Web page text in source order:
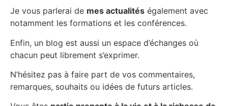
Je vous parlerai de mes actualités également avec
notamment les formations et les conférences.
Enfin, un blog est aussi un espace d’échanges où
chacun peut librement s’exprimer.
N’hésitez pas à faire part de vos commentaires,
remarques, souhaits ou idées de futurs articles.